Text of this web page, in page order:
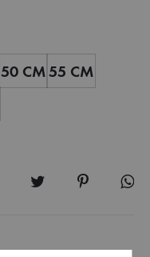
50 CM55 CM